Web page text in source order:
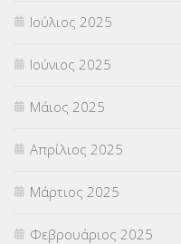
Ιούλιος 2025
Ιούνιος 2025
Μάιος 2025
Απρίλιος 2025
Μάρτιος 2025
Φεβρουάριος 2025